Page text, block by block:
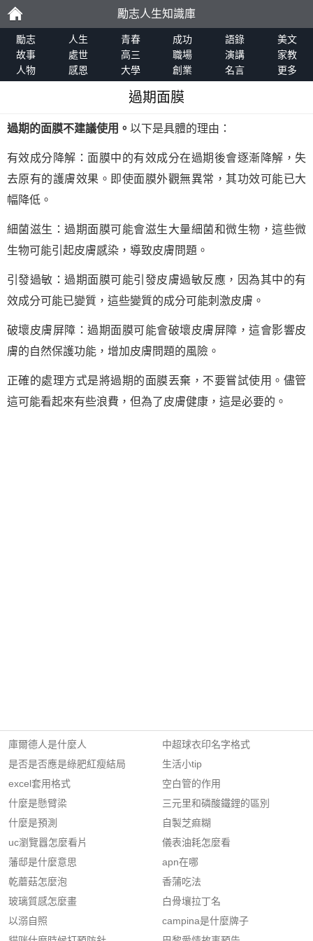
勵
志
勵志人生知識庫
勵志 人生 青春 成功 語錄
美文
故事
處世 高三 職場 演講
家教
人物
感恩 大學 創業 名言 更多
過期面膜
過期的面膜不建議使用。 以下是具體的理由：
有效成分降解：面膜中的有效成分在過期後會逐漸降解，失
去原有的護膚效果。即使面膜外觀無異常，其功效可能已大
幅降低。
細菌滋生：過期面膜可能會滋生大量細菌和微生物，這些微
生物可能引起皮膚感染，導致皮膚問題。
引發過敏：過期面膜可能引發皮膚過敏反應，因為其中的有
效成分可能已變質，這些變質的成分可能刺激皮膚。
破壞皮膚屏障：過期面膜可能會破壞皮膚屏障，這會影響皮
膚的自然保護功能，增加皮膚問題的風險。
正確的處理方式是將過期的面膜丟棄，不要嘗試使用。儘管
這可能看起來有些浪費，但為了皮膚健康，這是必要的。
庫爾德人是什麼人
是否是否應是綠肥紅瘦結局
excel套用格式
什麼是懸臂梁
什麼是預測
uc瀏覽囂怎麼看片
藩邸是什麼意思
乾蘑菇怎麼泡
玻璃質感怎麼畫
以溺自照
中超球衣印名字格式
生活小tip
空白管的作用
三元里和磷酸鐵鋰的區別
自製芝痲糊
儀表油耗怎麼看
apn在哪
香蒲吃法
白骨壤拉丁名
campina是什麼牌子